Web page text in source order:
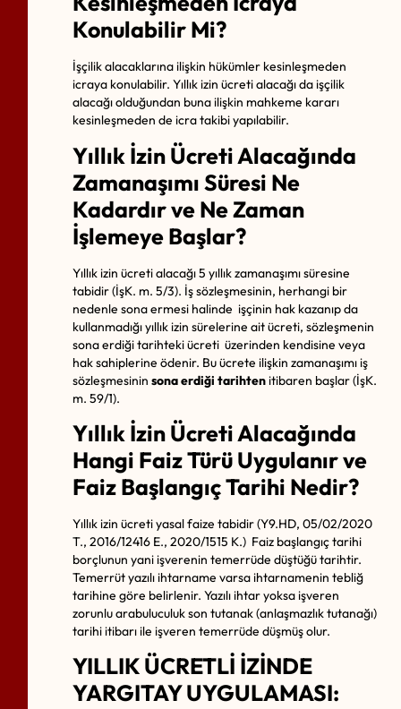
Konulabilir Mi?
İşçilik alacaklarına ilişkin hükümler kesinleşmeden
icraya konulabilir. Yıllık izin ücreti alacağı da işçilik
alacağı olduğundan buna ilişkin mahkeme kararı
kesinleşmeden de icra takibiyapılabilir.
Yıllık İzin Ücreti Alacağında
Zamanaşımı Süresi Ne
Kadardır ve Ne Zaman
İşlemeye Başlar?
Yıllık izin ücreti alacağı 5 yıllık zamanaşımı süresine
tabidir (İşK. m. 5/3). İş sözleşmesinin, herhangi bir
nedenle sona ermesi halinde işçinin hak kazanıp da
kullanmadığı yıllık izin sürelerine ait ücreti, sözleşmenin
sona erdiği tarihteki ücreti üzerinden kendisine veya
hak sahiplerine ödenir. Bu ücrete ilişkin zamanaşımı iş
sözleşmesinin sona erdiği tarihtenitibaren başlar (İşK.
m. 59/1).
Yıllık İzin Ücreti Alacağında
Hangi Faiz Türü Uygulanır ve
Faiz Başlangıç Tarihi Nedir?
Yıllık izin ücreti yasal faize tabidir (Y9.HD, 05/02/2020
T., 2016/12416 E., 2020/1515 K.)Faiz başlangıç tarihi
borçlunun yani işverenin temerrüde düştüğü tarihtir.
Temerrüt yazılı ihtarname varsa ihtarnamenin tebliğ
tarihine göre belirlenir. Yazılı ihtar yoksa işveren
zorunlu arabuluculuk son tutanak (anlaşmazlık tutanağı)
tarihi itibarı ile işveren temerrüde düşmüş olur.
YILLIK ÜCRETLİ İZİNDE
YARGITAY UYGULAMASI: